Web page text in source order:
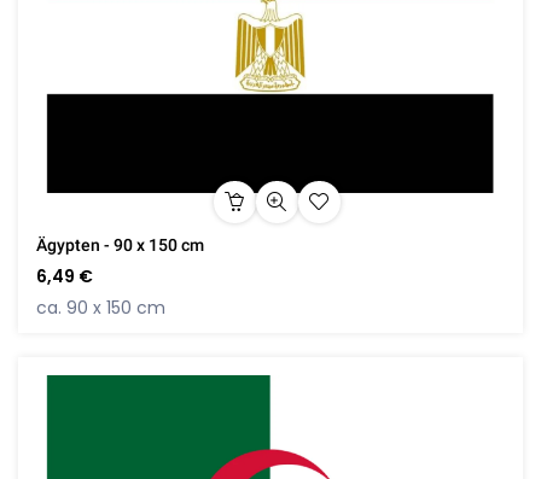
Ägypten - 90 x 150 cm
6,49 €
ca. 90 x 150 cm